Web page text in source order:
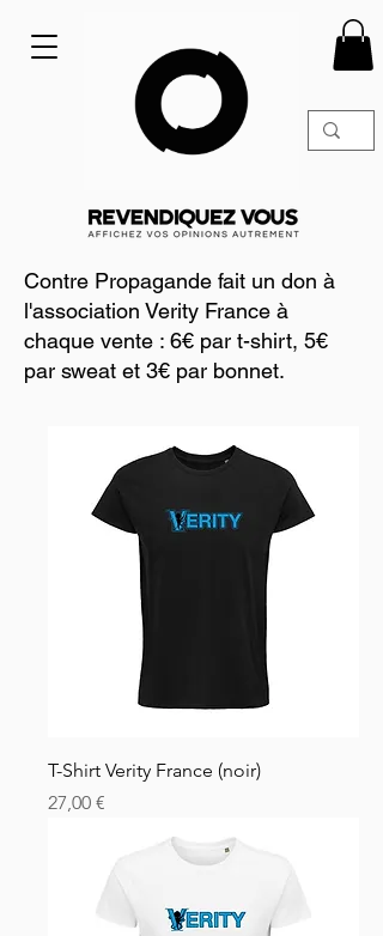
Contre Propagande fait un don à
l'association Verity France à
chaque vente : 6€ par t-shirt, 5€
par sweat et 3€ par bonnet.
T-Shirt Verity France (noir)
Pris
27,00 €